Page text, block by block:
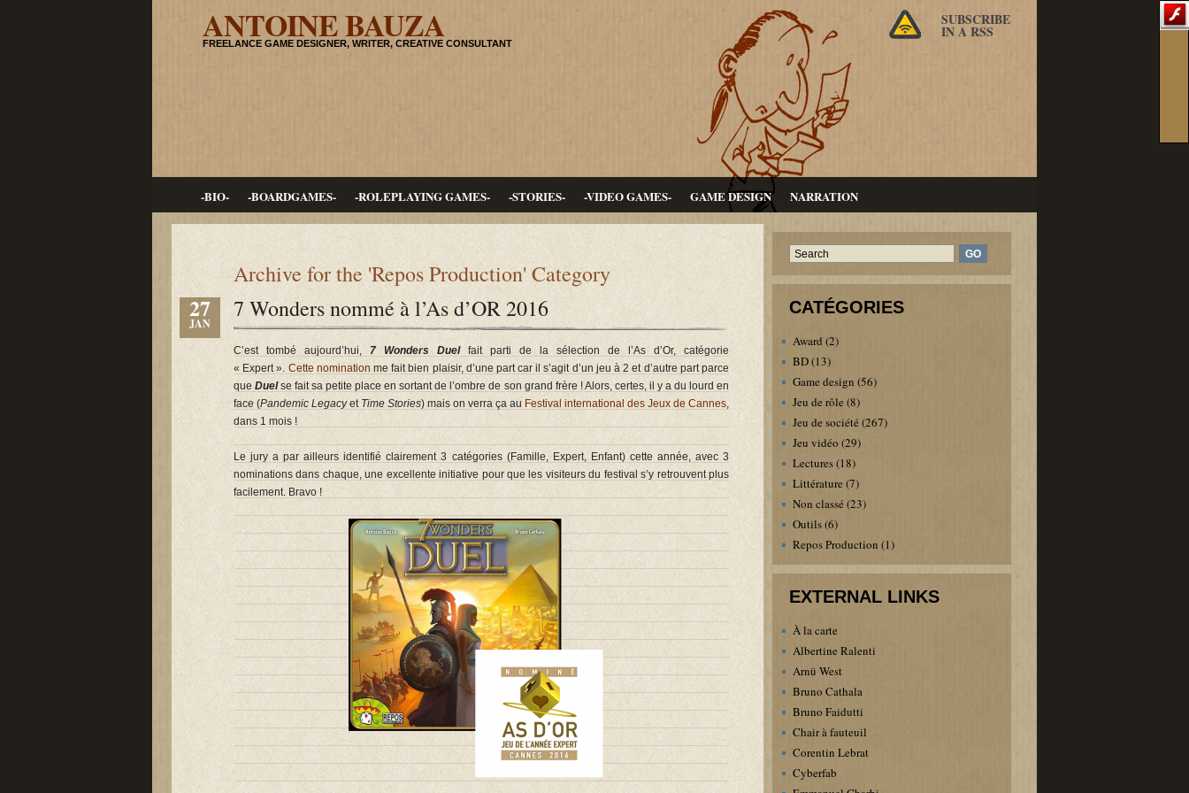
ANTOINE BAUZA
FREELANCE GAME DESIGNER, WRITER, CREATIVE CONSULTANT
SUBSCRIBE
IN A RSS
-BIO- -BOARDGAMES- -ROLEPLAYING GAMES- -STORIES- -VIDEO GAMES- GAME DESIGN NARRATION
Archive for the 'Repos Production' Category
27
JAN
7 Wonders nommé à l’As d’OR 2016
C’est tombé aujourd’hui, 7 Wonders Duelfait parti de la sélection de l’As d’Or, catégorie
« Expert ». Cette nomination me fait bien plaisir, d’une part car il s’agit d’un jeu à 2 et d’autre part parce
queDuel se fait sa petite place en sortant de l’ombre de son grand frère ! Alors, certes, il y a du lourd en
face (Pandemic Legacyet Time Stories) mais on verra ça au Festival international des Jeux de Cannes,
dans 1 mois !
Le jury a par ailleurs identifié clairement 3 catégories (Famille, Expert, Enfant) cette année, avec 3
nominations dans chaque, une excellente initiative pour que les visiteurs du festival s’y retrouvent plus
facilement. Bravo !
CATÉGORIES
Award (2)
BD(13)
Game design (56)
Jeu de rôle(8)
Jeu de société (267)
Jeu vidéo (29)
Lectures(18)
Littérature (7)
Non classé (23)
Outils(6)
Repos Production (1)
EXTERNAL LINKS
À la carte
Albertine Ralenti
Arnü West
Bruno Cathala
Bruno Faidutti
Chair à fauteuil
Corentin Lebrat
Cyberfab